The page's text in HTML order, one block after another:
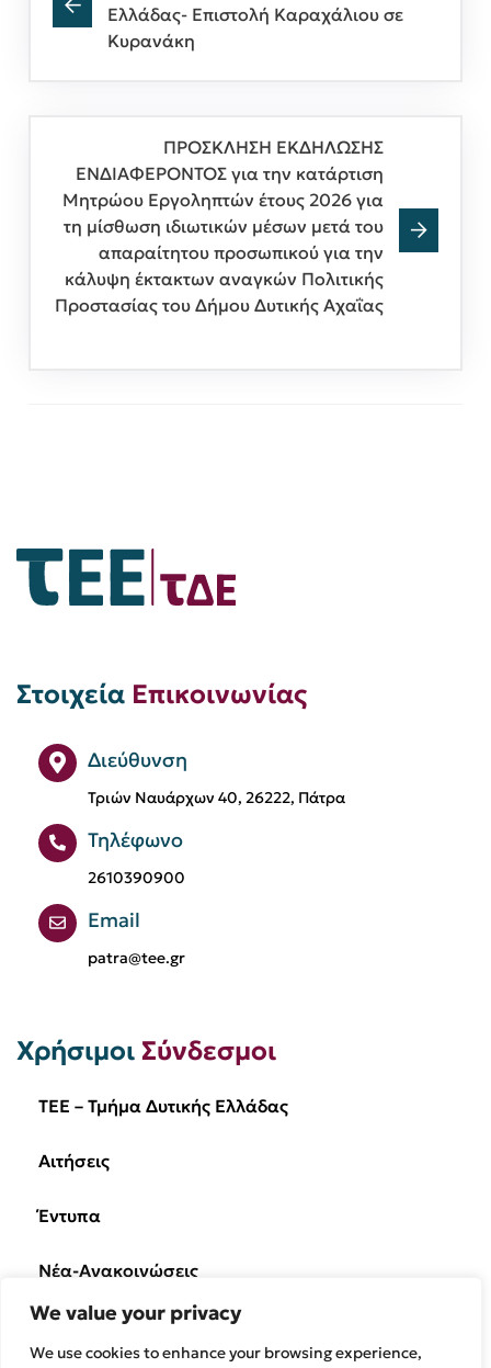
We value your privacy
We use cookies to enhance your browsing experience,
Ελλάδας- Επιστολή Καραχάλιου σε
Κυρανάκη
ΠΡΟΣΚΛΗΣΗ ΕΚΔΗΛΩΣΗΣ
ΕΝΔΙΑΦΕΡΟΝΤΟΣ για την κατάρτιση
Μητρώου Εργοληπτών έτους 2026 για
τη μίσθωση ιδιωτικών μέσων μετά του
απαραίτητου προσωπικού για την
κάλυψη έκτακτων αναγκών Πολιτικής
Προστασίας του Δήμου Δυτικής Αχαΐας
Στοιχεία Επικοινωνίας
Διεύθυνση
Τριών Ναυάρχων 40, 26222, Πάτρα
Τηλέφωνο
2610390900
Email
patra@tee.gr
Χρήσιμοι Σύνδεσμοι
TEE – Τμήμα Δυτικής Ελλάδας
Αιτήσεις
Έντυπα
Νέα-Ανακοινώσεις
Ημερίδες/Εκδηλώσεις